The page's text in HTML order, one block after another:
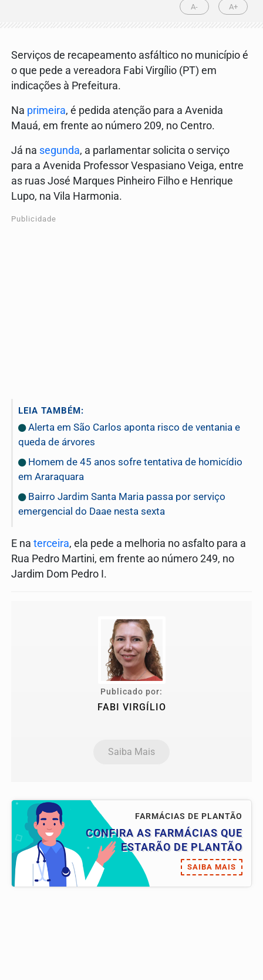
A- A+
Serviços de recapeamento asfáltico no município é
o que pede a vereadora Fabi Virgílio (PT) em
indicações à Prefeitura.
Na primeira, é pedida atenção para a Avenida
Mauá, em frente ao número 209, no Centro.
Já na segunda, a parlamentar solicita o serviço
para a Avenida Professor Vespasiano Veiga, entre
as ruas José Marques Pinheiro Filho e Henrique
Lupo, na Vila Harmonia.
Publicidade
LEIA TAMBÉM:
Alerta em São Carlos aponta risco de ventania e
queda de árvores
Homem de 45 anos sofre tentativa de homicídio
em Araraquara
Bairro Jardim Santa Maria passa por serviço
emergencial do Daae nesta sexta
E na terceira, ela pede a melhoria no asfalto para a
Rua Pedro Martini, em frente ao número 249, no
Jardim Dom Pedro I.
Publicado por:
FABI VIRGÍLIO
Saiba Mais
FARMÁCIAS DE PLANTÃO
CONFIRA AS FARMÁCIAS QUE
ESTARÃO DE PLANTÃO
SAIBA MAIS